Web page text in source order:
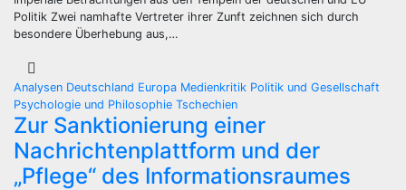
Politik Zwei namhafte Vertreter ihrer Zunft zeichnen sich durch
besondere Überhebung aus,…
Analysen Deutschland Europa Medienkritik Politik und Gesellschaft
Psychologie und Philosophie Tschechien
Zur Sanktionierung einer
Nachrichtenplattform und der
„Pflege“ des Informationsraumes